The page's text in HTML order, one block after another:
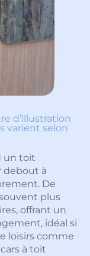
d’illustration
varient selon
un toit
debout à
De
plus
offrant un
idéal si
loisirs comme
à toit